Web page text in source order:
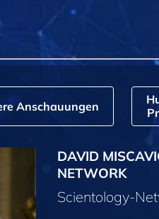
Anschauungen
DAVID
NETWORK
Scientology-